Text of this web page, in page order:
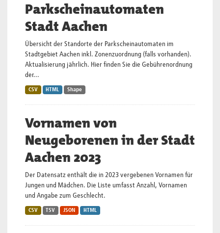
Parkscheinautomaten
Stadt Aachen
Übersicht der Standorte der Parkscheinautomaten im
Stadtgebiet Aachen inkl. Zonenzuordnung (falls vorhanden).
Aktualisierung jährlich. Hier finden Sie die Gebührenordnung
der...
CSV HTML Shape
Vornamen von
Neugeborenen in der Stadt
Aachen 2023
Der Datensatz enthält die in 2023 vergebenen Vornamen für
Jungen und Mädchen. Die Liste umfasst Anzahl, Vornamen
und Angabe zum Geschlecht.
CSV TSV JSON HTML